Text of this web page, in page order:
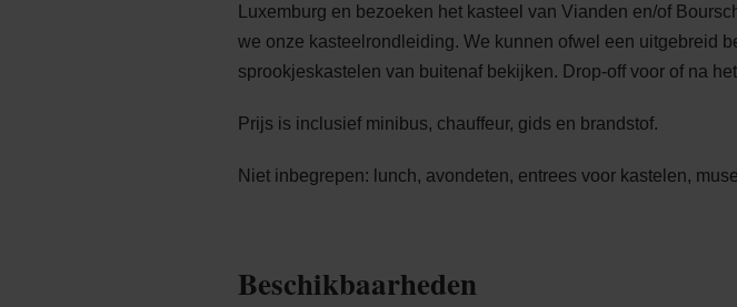
Luxemburg en bezoeken het kasteel van Vianden en/of
we onze kasteelrondleiding. We kunnen ofwel een uitgebreid
sprookjeskastelen van buitenaf bekijken. Drop-off voor of na
Prijs is inclusief minibus, chauffeur, gids en brandstof.
Niet inbegrepen: lunch, avondeten, entrees voor kastelen,
Beschikbaarheden